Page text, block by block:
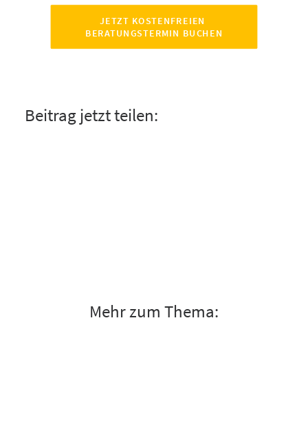
JETZT KOSTENFREIEN
BERATUNGSTERMIN BUCHEN
Beitrag jetzt teilen:
Mehr zum Thema: